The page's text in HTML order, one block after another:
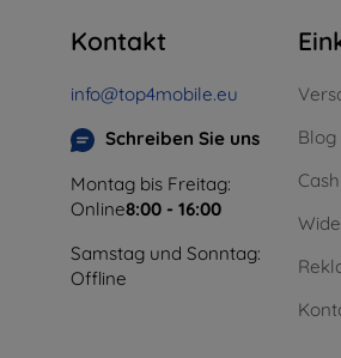
Kontakt
info@top4mobile.eu
Schreiben Sie uns
Montag bis Freitag:
Online8:00 - 16:00
Samstag und Sonntag:
Offline
Blog